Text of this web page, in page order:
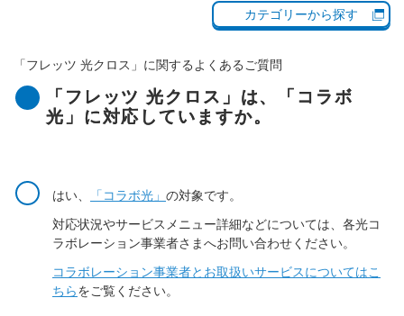
カテゴリーから探す
「フレッツ 光クロス 」に関するよくあるご質問
「フレッツ 光クロス」は、「コラボ
光」に対応していますか。
はい、 「コラボ光」 の対象です。
対応状況やサービスメニュー詳細などについては、各光コ
ラボレーション事業者さまへお問い合わせください。
コラボレーション事業者とお取扱いサービスについてはこ
ちらをご覧ください。